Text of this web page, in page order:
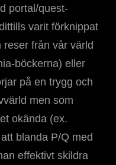
portal/quest-
varit förknippat
från vår värld
böckerna) eller
på en trygg och
men som
okända (ex.
blanda P/Q med
effektivt skildra